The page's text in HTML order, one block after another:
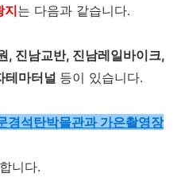
지는 다음과 같습니다.
, 진남교반, 진남레일바이크,
테마터널 등이 있습니다.
경석탄박믈관과 가은촬영장
니다.